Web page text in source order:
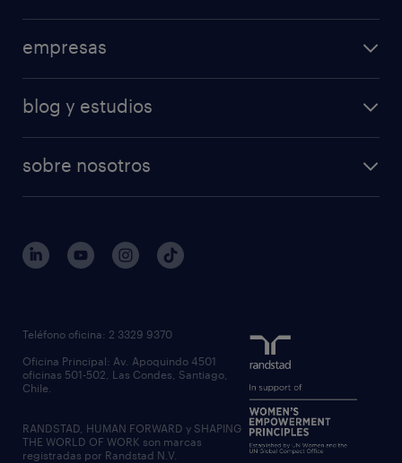
empresas
blog y estudios
sobre nosotros
Teléfono oficina: 2 3329 9370
Oficina Principal: Av. Apoquindo 4501
oficinas 501-502, Las Condes, Santiago,
Chile.
RANDSTAD, HUMAN FORWARD y SHAPING
THE WORLD OF WORK son marcas
registradas por Randstad N.V.